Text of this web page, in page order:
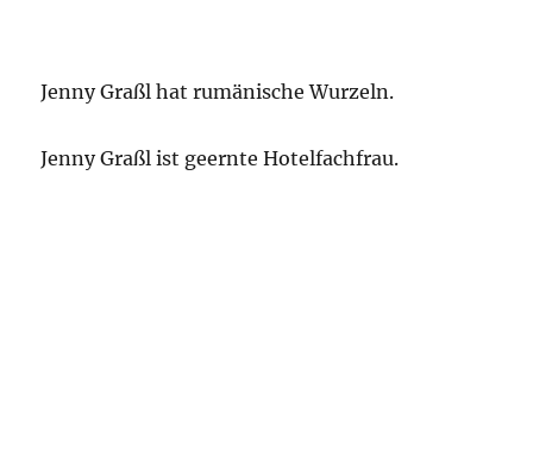
Jenny Graßl hat rumänische Wurzeln.
Jenny Graßl ist geernte Hotelfachfrau.